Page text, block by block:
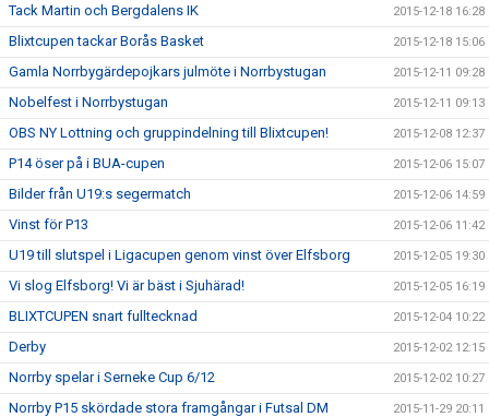
Tack Martin och Bergdalens IK 2015-12-18 16:28
Blixtcupen tackar Borås Basket 2015-12-18 15:06
Gamla Norrbygärdepojkars julmöte i Norrbystugan 2015-12-11 09:28
Nobelfest i Norrbystugan 2015-12-11 09:13
OBS NY Lottning och gruppindelning till Blixtcupen! 2015-12-08 12:37
P14 öser på i BUA-cupen 2015-12-06 15:07
Bilder från U19:s segermatch 2015-12-06 14:59
Vinst för P13 2015-12-06 11:42
U19 till slutspel i Ligacupen genom vinst över Elfsborg 2015-12-05 19:30
Vi slog Elfsborg! Vi är bäst i Sjuhärad! 2015-12-05 16:19
BLIXTCUPEN snart fulltecknad 2015-12-04 10:22
Derby 2015-12-02 12:15
Norrby spelar i Serneke Cup 6/12 2015-12-02 10:27
Norrby P15 skördade stora framgångar i Futsal DM 2015-11-29 20:11